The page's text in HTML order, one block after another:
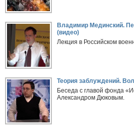
Владимир Мединский.
(видео)
Лекция в Российском
Теория заблуждений.
Беседа с главой фонда
Александром Дюковым.